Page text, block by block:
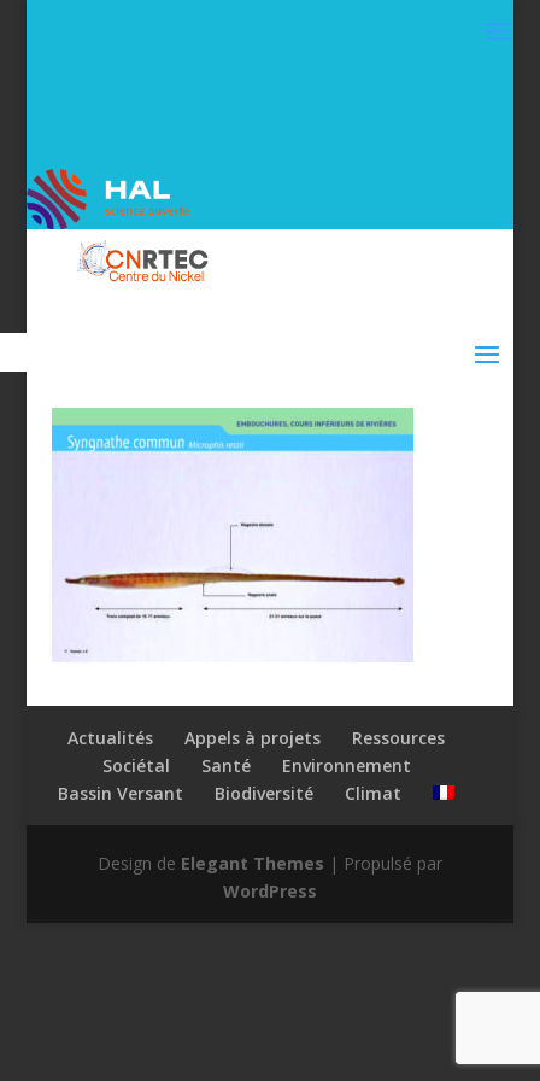
Actualités Appels à projets
Ressources
Sociétal
Santé
Environnement
Bassin Versant
Biodiversité Climat
Design de Elegant Themes | Propulsé par
WordPress